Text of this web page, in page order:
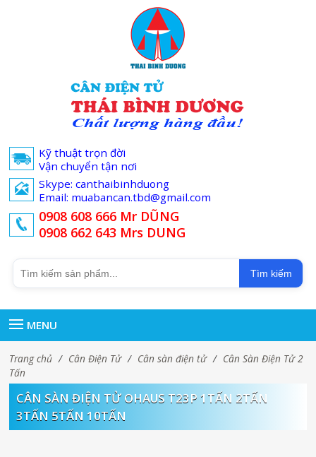
Kỹ thuật trọn đời
Vận chuyển tận nơi
Skype: canthaibinhduong
Email: muabancan.tbd@gmail.com
0908 608 666 Mr DŨNG
0908 662 643 Mrs DUNG
Tìm kiếm
MENU
Trang chủ / Cân Điện Tử / Cân sàn điện tử / Cân Sàn Điện Tử 2
Tấn
CÂN SÀN ĐIỆN TỬ OHAUS T23P 1TẤN 2TẤN
3TẤN 5TẤN 10TẤN